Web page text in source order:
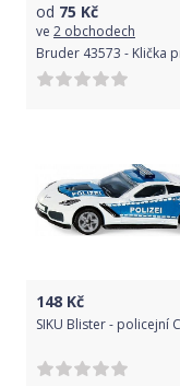
od 75 Kč
ve 2 obchodech
Bruder 43573 - Klička
148 Kč